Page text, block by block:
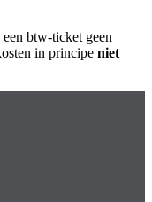
btw-ticket geen
in principe niet